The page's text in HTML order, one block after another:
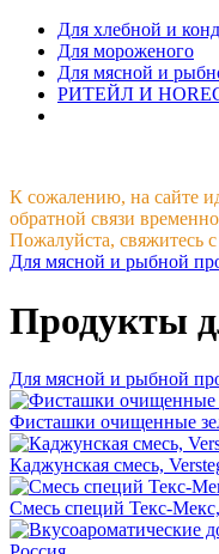
Для хлебной и
Для мороженого
Для мясной и
РИТЕЙЛ И
К сожалению, на сайте
обратной связи
Пожалуйста, свяжитесь
Для мясной и рыбной
Продукты
Для мясной и рыбной
Фисташки очищенные
Каджунская смесь,
Смесь специй Текс-